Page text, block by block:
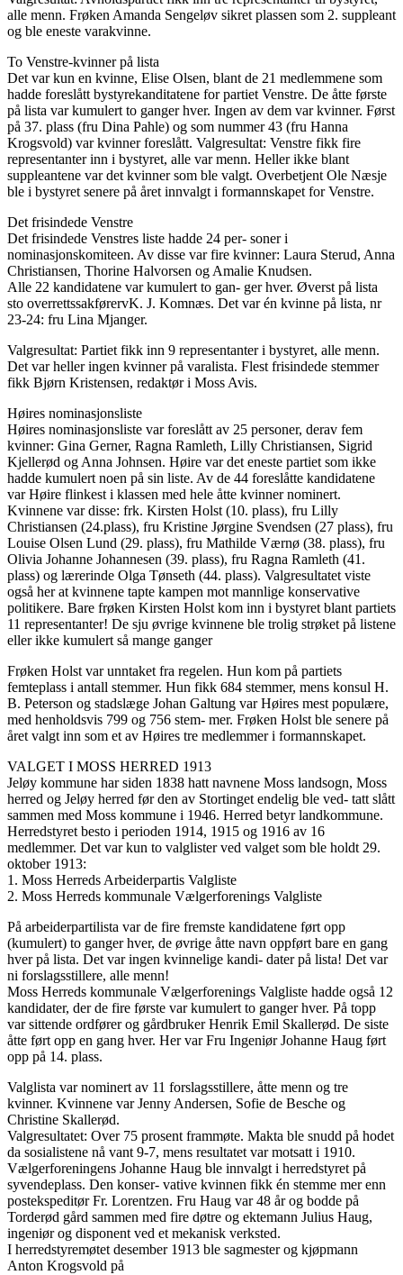
alle menn. Frøken Amanda Sengeløv sikret plassen som 2. suppleant
og ble eneste varakvinne.
To Venstre-kvinner på lista
Det var kun en kvinne, Elise Olsen, blant de 21 medlemmene som
hadde foreslått bystyrekanditatene for partiet Venstre. De åtte første
på lista var kumulert to ganger hver. Ingen av dem var kvinner. Først
på 37. plass (fru Dina Pahle) og som nummer 43 (fru Hanna
Krogsvold) var kvinner foreslått. Valgresultat: Venstre fikk fire
representanter inn i bystyret, alle var menn. Heller ikke blant
suppleantene var det kvinner som ble valgt. Overbetjent Ole Næsje
ble i bystyret senere på året innvalgt i formannskapet for Venstre.
Det frisindede Venstre
Det frisindede Venstres liste hadde 24 per- soner i
nominasjonskomiteen. Av disse var fire kvinner: Laura Sterud, Anna
Christiansen, Thorine Halvorsen og Amalie Knudsen.
Alle 22 kandidatene var kumulert to gan- ger hver. Øverst på lista
sto overrettssakførervK. J. Komnæs. Det var én kvinne på lista, nr
23-24: fru Lina Mjanger.
Valgresultat: Partiet fikk inn 9 representanter i bystyret, alle menn.
Det var heller ingen kvinner på varalista. Flest frisindede stemmer
fikk Bjørn Kristensen, redaktør i Moss Avis.
Høires nominasjonsliste
Høires nominasjonsliste var foreslått av 25 personer, derav fem
kvinner: Gina Gerner, Ragna Ramleth, Lilly Christiansen, Sigrid
Kjellerød og Anna Johnsen. Høire var det eneste partiet som ikke
hadde kumulert noen på sin liste. Av de 44 foreslåtte kandidatene
var Høire flinkest i klassen med hele åtte kvinner nominert.
Kvinnene var disse: frk. Kirsten Holst (10. plass), fru Lilly
Christiansen (24.plass), fru Kristine Jørgine Svendsen (27 plass), fru
Louise Olsen Lund (29. plass), fru Mathilde Værnø (38. plass), fru
Olivia Johanne Johannesen (39. plass), fru Ragna Ramleth (41.
plass) og lærerinde Olga Tønseth (44. plass). Valgresultatet viste
også her at kvinnene tapte kampen mot mannlige konservative
politikere. Bare frøken Kirsten Holst kom inn i bystyret blant partiets
11 representanter! De sju øvrige kvinnene ble trolig strøket på listene
eller ikke kumulert så mange ganger
Frøken Holst var unntaket fra regelen. Hun kom på partiets
femteplass i antall stemmer. Hun fikk 684 stemmer, mens konsul H.
B. Peterson og stadslæge Johan Galtung var Høires mest populære,
med henholdsvis 799 og 756 stem- mer. Frøken Holst ble senere på
året valgt inn som et av Høires tre medlemmer i formannskapet.
VALGET I MOSS HERRED 1913
Jeløy kommune har siden 1838 hatt navnene Moss landsogn, Moss
herred og Jeløy herred før den av Stortinget endelig ble ved- tatt slått
sammen med Moss kommune i 1946. Herred betyr landkommune.
Herredstyret besto i perioden 1914, 1915 og 1916 av 16
medlemmer. Det var kun to valglister ved valget som ble holdt 29.
oktober 1913:
1. Moss Herreds Arbeiderpartis Valgliste
2. Moss Herreds kommunale Vælgerforenings Valgliste
På arbeiderpartilista var de fire fremste kandidatene ført opp
(kumulert) to ganger hver, de øvrige åtte navn oppført bare en gang
hver på lista. Det var ingen kvinnelige kandi- dater på lista! Det var
ni forslagsstillere, alle menn!
Moss Herreds kommunale Vælgerforenings Valgliste hadde også 12
kandidater, der de fire første var kumulert to ganger hver. På topp
var sittende ordfører og gårdbruker Henrik Emil Skallerød. De siste
åtte ført opp en gang hver. Her var Fru Ingeniør Johanne Haug ført
opp på 14. plass.
Valglista var nominert av 11 forslagsstillere, åtte menn og tre
kvinner. Kvinnene var Jenny Andersen, Sofie de Besche og
Christine Skallerød.
Valgresultatet: Over 75 prosent frammøte. Makta ble snudd på hodet
da sosialistene nå vant 9-7, mens resultatet var motsatt i 1910.
Vælgerforeningens Johanne Haug ble innvalgt i herredstyret på
syvendeplass. Den konser- vative kvinnen fikk én stemme mer enn
postekspeditør Fr. Lorentzen. Fru Haug var 48 år og bodde på
Torderød gård sammen med fire døtre og ektemann Julius Haug,
ingeniør og disponent ved et mekanisk verksted.
I herredstyremøtet desember 1913 ble sagmester og kjøpmann
Anton Krogsvold på